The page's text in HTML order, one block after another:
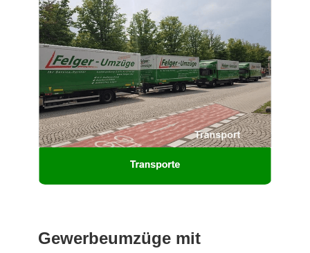
Gewerbeumzüge mit